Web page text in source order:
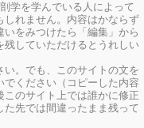
学を学んでいる人によって
れません。内容はかならず
いをみつけたら「編集」から
残していただけるとうれしい
。でも、このサイトの文を
ください（コピーした内容
のサイト上では誰かに修正
先では間違ったまま残って